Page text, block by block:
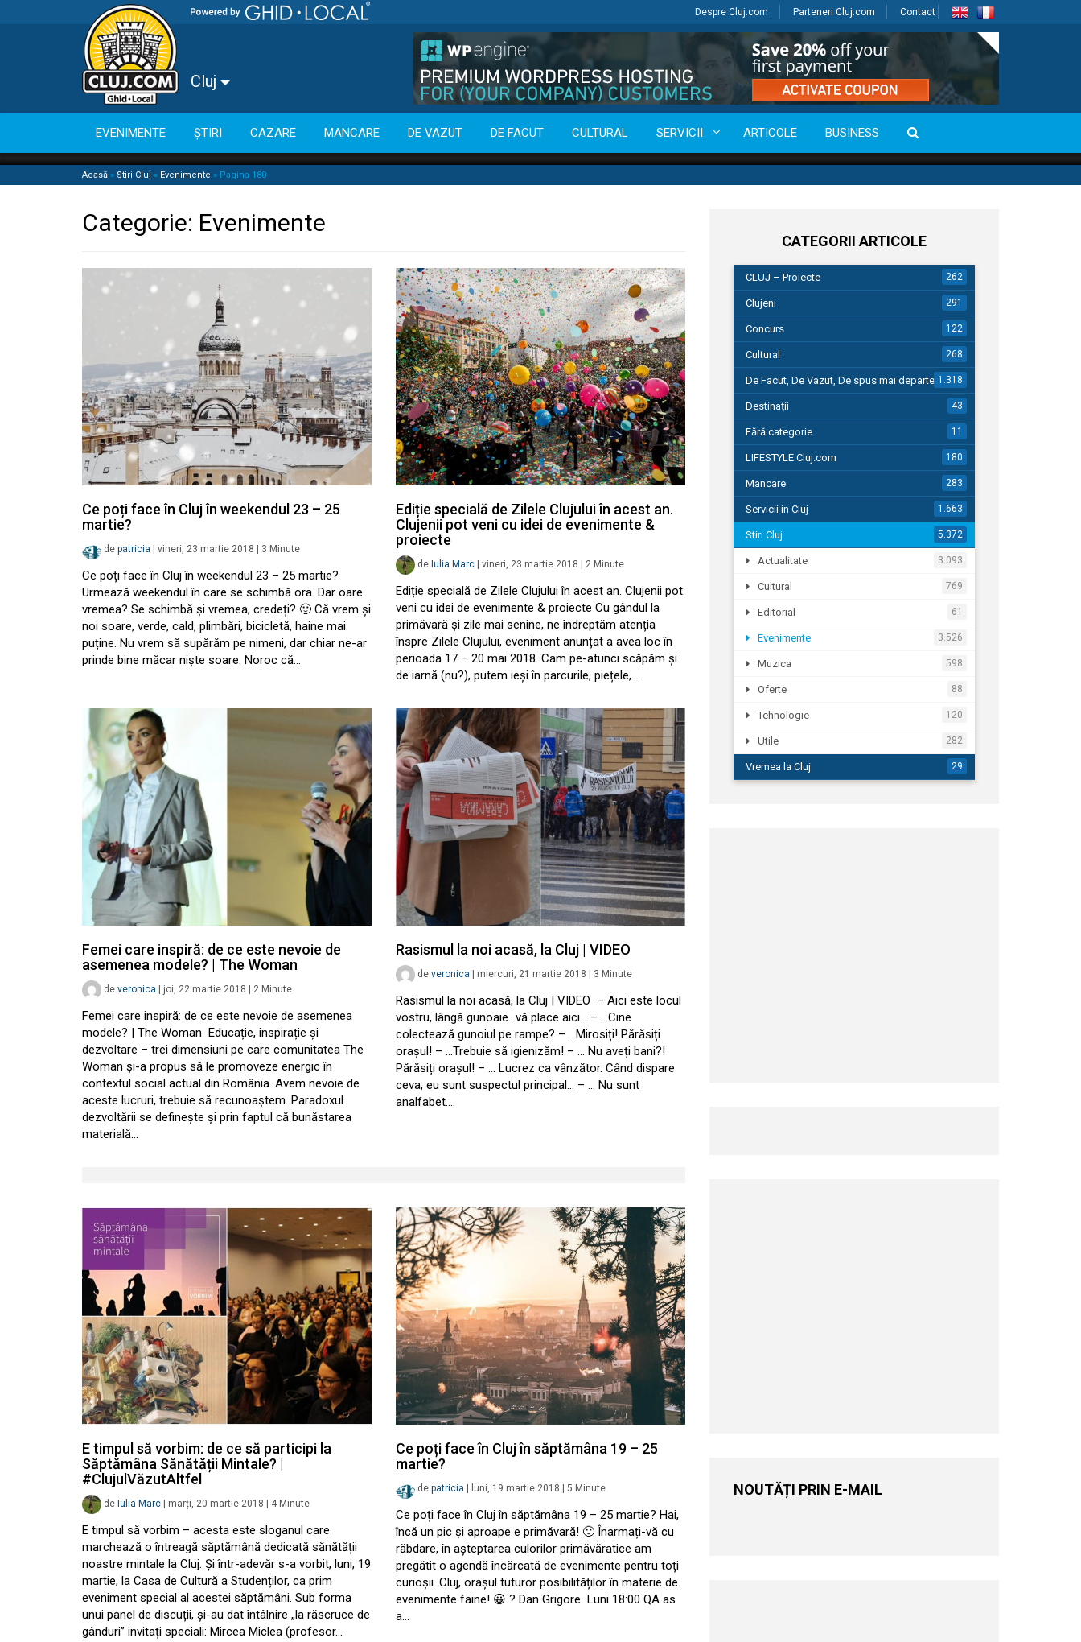
Despre Cluj.com Parteneri Cluj.com Contact
Cluj
EVENIMENTE ȘTIRI CAZARE MANCARE DE VAZUT DE FACUT CULTURAL SERVICII ARTICOLE BUSINESS
Acasă » Stiri Cluj » Evenimente » Pagina 180
Categorie: Evenimente
Ce poți face în Cluj în weekendul 23 – 25
martie?
de patricia vineri, 23 martie 2018 3 Minute
Ce poți face în Cluj în weekendul 23 – 25 martie?
Urmează weekendul în care se schimbă ora. Dar oare
vremea? Se schimbă și vremea, credeți? 🙂 Că vrem și
noi soare, verde, cald, plimbări, bicicletă, haine mai
puține. Nu vrem să supărăm pe nimeni, dar chiar ne-ar
prinde bine măcar niște soare. Noroc că…
Ediție specială de Zilele Clujului în acest an.
Clujenii pot veni cu idei de evenimente &
proiecte
de Iulia Marc vineri, 23 martie 2018 2 Minute
Ediție specială de Zilele Clujului în acest an. Clujenii pot
veni cu idei de evenimente & proiecte Cu gândul la
primăvară și zile mai senine, ne îndreptăm atenția
înspre Zilele Clujului, eveniment anunțat a avea loc în
perioada 17 – 20 mai 2018. Cam pe-atunci scăpăm și
de iarnă (nu?), putem ieși în parcurile, piețele,…
Femei care inspiră: de ce este nevoie de
asemenea modele? | The Woman
de veronica joi, 22 martie 2018 2 Minute
Femei care inspiră: de ce este nevoie de asemenea
modele? | The Woman Educație, inspirație și
dezvoltare – trei dimensiuni pe care comunitatea The
Woman și-a propus să le promoveze energic în
contextul social actual din România. Avem nevoie de
aceste lucruri, trebuie să recunoaștem. Paradoxul
dezvoltării se definește și prin faptul că bunăstarea
materială…
Rasismul la noi acasă, la Cluj | VIDEO
de veronica miercuri, 21 martie 2018 3 Minute
Rasismul la noi acasă, la Cluj | VIDEO – Aici este locul
vostru, lângă gunoaie…vă place aici… – …Cine
colectează gunoiul pe rampe? – …Mirosiți! Părăsiți
orașul! – …Trebuie să igienizăm! – … Nu aveți bani?!
Părăsiți orașul! – … Lucrez ca vânzător. Când dispare
ceva, eu sunt suspectul principal… – … Nu sunt
analfabet.…
E timpul să vorbim: de ce să participi la
Săptămâna Sănătății Mintale? |
#ClujulVăzutAltfel
de Iulia Marc marți, 20 martie 2018 4 Minute
E timpul să vorbim – acesta este sloganul care
marchează o întreagă săptămână dedicată sănătății
noastre mintale la Cluj. Și într-adevăr s-a vorbit, luni, 19
martie, la Casa de Cultură a Studenților, ca prim
eveniment special al acestei săptămâni. Sub forma
unui panel de discuții, și-au dat întâlnire „la răscruce de
gânduri” invitați speciali: Mircea Miclea (profesor…
Ce poți face în Cluj în săptămâna 19 – 25
martie?
de patricia luni, 19 martie 2018 5 Minute
Ce poți face în Cluj în săptămâna 19 – 25 martie? Hai,
încă un pic și aproape e primăvară! 🙂 Înarmați-vă cu
răbdare, în așteptarea culorilor primăvăratice am
pregătit o agendă încărcată de evenimente pentru toți
curioșii. Cluj, orașul tuturor posibilităților în materie de
evenimente faine! 😀 ? Dan Grigore Luni 18:00 QA as
a…
CATEGORII ARTICOLE
CLUJ – Proiecte 262
Clujeni 291
Concurs 122
Cultural 268
De Facut, De Vazut, De spus mai departe…1.318
Destinații 43
Fără categorie 11
LIFESTYLE Cluj.com 180
Mancare 283
Servicii in Cluj 1.663
Stiri Cluj 5.372
Actualitate 3.093
Cultural 769
Editorial 61
Evenimente 3.526
Muzica 598
Oferte 88
Tehnologie 120
Utile 282
Vremea la Cluj 29
NOUTĂȚI PRIN E-MAIL